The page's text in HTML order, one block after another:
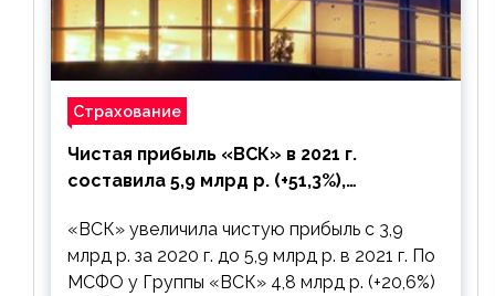
Страхование
Чистая прибыль «ВСК» в 2021 г.
составила 5,9 млрд р. (+51,3%),
выплачивать
«ВСК» увеличила чистую прибыль с 3,9
млрд р. за 2020 г. до 5,9 млрд р. в 2021 г. По
МСФО у Группы «ВСК» 4,8 млрд р. (+20,6%)